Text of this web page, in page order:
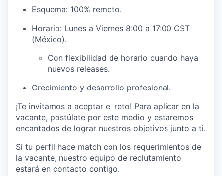
Esquema: 100% remoto.
Horario: Lunes a Viernes 8:00 a 17:00 CST
(México).
Con flexibilidad de horario cuando haya
nuevos releases.
Crecimiento y desarrollo profesional.
¡Te invitamos a aceptar el reto! Para aplicar en la
vacante, postúlate por este medio y estaremos
encantados de lograr nuestros objetivos junto a ti.
Si tu perfil hace match con los requerimientos de
la vacante, nuestro equipo de reclutamiento
estará en contacto contigo.